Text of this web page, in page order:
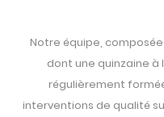
Notre équipe,
dont une quinzaine à
régulièrement
interventions de qualité